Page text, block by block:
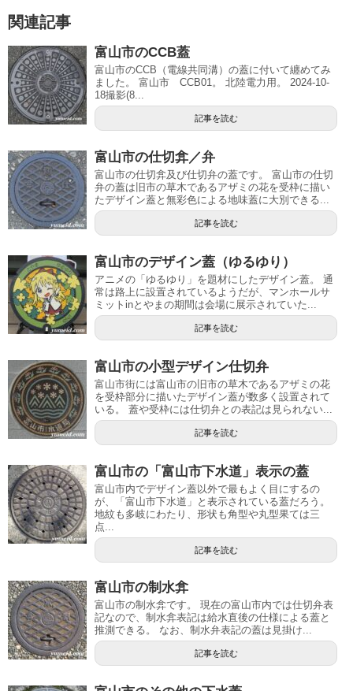
関連記事
富山市のCCB蓋
富山市のCCB（電線共同溝）の蓋に付いて纏めてみ
ました。 富山市 CCB01。 北陸電力用。 2024-10-
18撮影(8...
記事を読む
富山市の仕切弇／弁
富山市の仕切弇及び仕切弁の蓋です。 富山市の仕切
弁の蓋は旧市の草木であるアザミの花を受枠に描い
たデザイン蓋と無彩色による地味蓋に大別できる...
記事を読む
富山市のデザイン蓋（ゆるゆり）
アニメの「ゆるゆり」を題材にしたデザイン蓋。 通
常は路上に設置されているようだが、マンホールサ
ミットinとやまの期間は会場に展示されていた...
記事を読む
富山市の小型デザイン仕切弁
富山市街には富山市の旧市の草木であるアザミの花
を受枠部分に描いたデザイン蓋が数多く設置されて
いる。 蓋や受枠には仕切弁との表記は見られない...
記事を読む
富山市の「富山市下水道」表示の蓋
富山市内でデザイン蓋以外で最もよく目にするの
が、「富山市下水道」と表示されている蓋だろう。
地紋も多岐にわたり、形状も角型や丸型果ては三
点...
記事を読む
富山市の制水弇
富山市の制水弇です。 現在の富山市内では仕切弁表
記なので、制水弇表記は給水直後の仕様による蓋と
推測できる。 なお、制水弁表記の蓋は見掛け...
記事を読む